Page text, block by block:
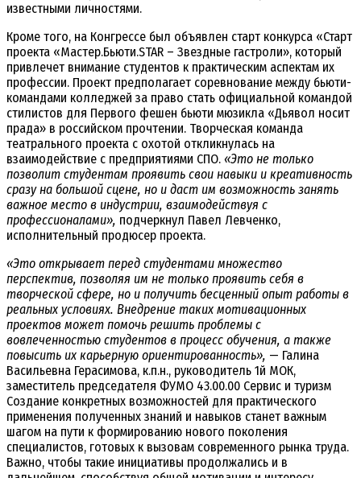
известными личностями.
Кроме того, на Конгрессе был объявлен старт конкурса «Старт
проекта «Мастер.Бьюти.STAR – Звездные гастроли», который
привлечет внимание студентов к практическим аспектам их
профессии. Проект предполагает соревнование между бьюти-
командами колледжей за право стать официальной командой
стилистов для Первого фешен бьюти мюзикла «Дьявол носит
прада» в российском прочтении. Творческая команда
театрального проекта с охотой откликнулась на
взаимодействие с предприятиями СПО. «Это не только
позволит студентам проявить свои навыки и креативность
сразу на большой сцене, но и даст им возможность занять
важное место в индустрии, взаимодействуя с
профессионалами», подчеркнул Павел Левченко,
исполнительный продюсер проекта.
«Это открывает перед студентами множество
перспектив, позволяя им не только проявить себя в
творческой сфере, но и получить бесценный опыт работы в
реальных условиях. Внедрение таких мотивационных
проектов может помочь решить проблемы с
вовлеченностью студентов в процесс обучения, а также
повысить их карьерную ориентированность», — Галина
Васильевна Герасимова, к.п.н., руководитель 1й МОК,
заместитель председателя ФУМО 43.00.00 Сервис и туризм
Создание конкретных возможностей для практического
применения полученных знаний и навыков станет важным
шагом на пути к формированию нового поколения
специалистов, готовых к вызовам современного рынка труда.
Важно, чтобы такие инициативы продолжались и в